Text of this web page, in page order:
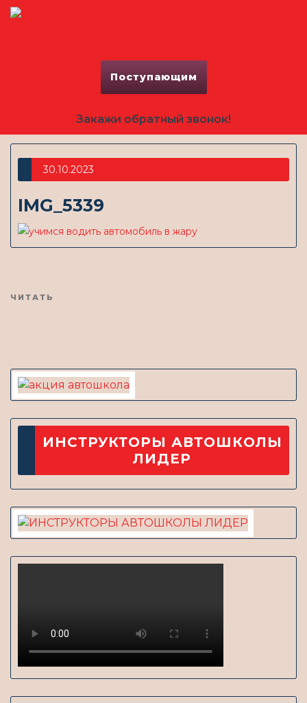
Поступающим
Закажи обратный звонок!
30.10.2023
IMG_5339
Предыдущая
ЧИТАТЬ
ИНСТРУКТОРЫ АВТОШКОЛЫ
ЛИДЕР